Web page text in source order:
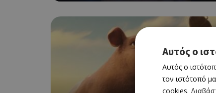
Αυτός ο
Αυτός ο
τον ιστότοπό
cookies.